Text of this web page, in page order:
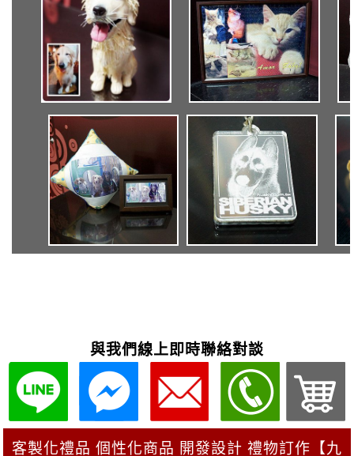
與我們線上即時聯絡對談
客製化禮品 個性化商品 開發設計 禮物訂作【九